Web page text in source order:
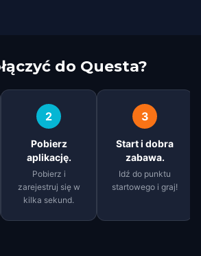
do Questa?
2
Pobierz
aplikację.
Pobierz i
zarejestruj się w
kilka sekund.
3
Start i dobra
zabawa.
Idź do punktu
startowego i graj!